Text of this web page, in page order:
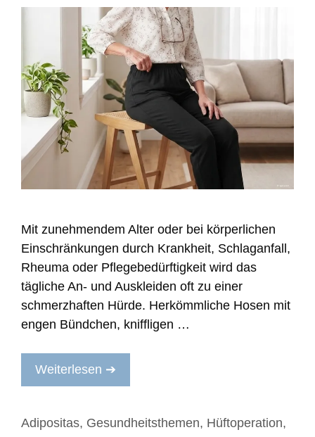
Mit zunehmendem Alter oder bei körperlichen
Einschränkungen durch Krankheit, Schlaganfall,
Rheuma oder Pflegebedürftigkeit wird das
tägliche An- und Auskleiden oft zu einer
schmerzhaften Hürde. Herkömmliche Hosen mit
engen Bündchen, kniffligen …
Weiterlesen ➔
Kategorien
Adipositas, Gesundheitsthemen, Hüftoperation,